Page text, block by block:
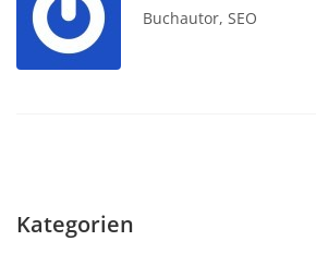
Buchautor, SEO
Kategorien